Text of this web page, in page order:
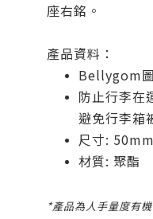
座右銘。
產品資料：
Bellygom
防止行李在
避免行李箱
尺寸:
材質: 聚酯
*產品為人手量度有